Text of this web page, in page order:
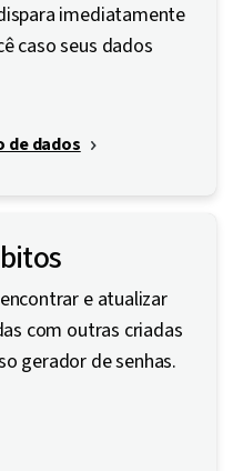
imediatamente
caso seus dados
de dados
e atualizar
com outras criadas
gerador de senhas.